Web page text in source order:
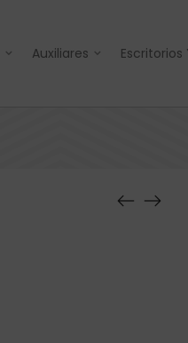
Auxiliares